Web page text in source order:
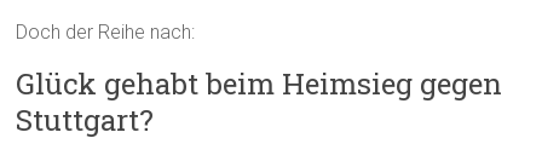
Doch der Reihe nach:
Glück gehabt beim Heimsieg gegen
Stuttgart?